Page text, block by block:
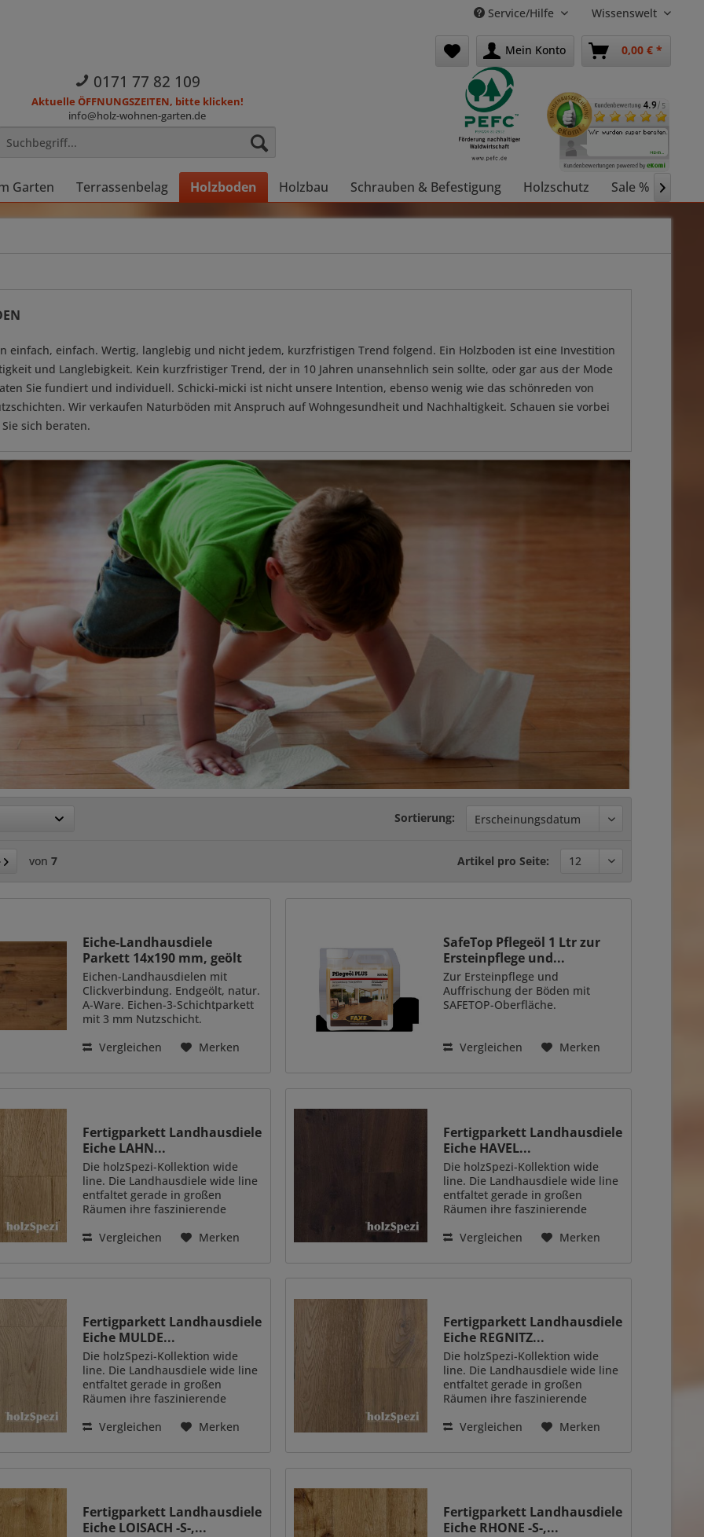
Service/Hilfe Wissenswelt
Mein Konto 0,00 € *
0171 77 82 109
Aktuelle ÖFFNUNGSZEITEN, bitte klicken!
info@holz-wohnen-garten.de
Garten Terrassenbelag Holzboden Holzbau Schrauben & Befestigung Holzschutz Sale % 
einfach, einfach. Wertig, langlebig und nicht jedem, kurzfristigen Trend folgend. Ein Holzboden ist eine Investition
und Langlebigkeit. Kein kurzfristiger Trend, der in 10 Jahren unansehnlich sein sollte, oder gar aus der Mode
Sie fundiert und individuell. Schicki-micki ist nicht unsere Intention, ebenso wenig wie das schönreden von
Wir verkaufen Naturböden mit Anspruch auf Wohngesundheit und Nachhaltigkeit. Schauen sie vorbei
sich beraten.
Sortierung:
von 7 Artikel pro Seite:
Eiche-Landhausdiele
Parkett 14x190 mm, geölt
Eichen-Landhausdielen mit
Clickverbindung. Endgeölt, natur.
A-Ware. Eichen-3-Schichtparkett
mit 3 mm Nutzschicht.
Välinge 14 mm stark 190 mm
Vergleichen Merken
SafeTop Pflegeöl 1 Ltr zur
Ersteinpflege und...
Zur Ersteinpflege und
Auffrischung der Böden mit
SAFETOP-Oberfläche.
Vergleichen Merken
Fertigparkett Landhausdiele
Eiche LAHN...
Die holzSpezi-Kollektion wide
line. Die Landhausdiele wide line
entfaltet gerade in großen
Räumen ihre faszinierende
sich ebenfalls als beste Wahl,
Vergleichen Merken
Fertigparkett Landhausdiele
Eiche HAVEL...
Die holzSpezi-Kollektion wide
line. Die Landhausdiele wide line
entfaltet gerade in großen
Räumen ihre faszinierende
sich ebenfalls als beste Wahl,
Vergleichen Merken
Fertigparkett Landhausdiele
Eiche MULDE...
Die holzSpezi-Kollektion wide
line. Die Landhausdiele wide line
entfaltet gerade in großen
Räumen ihre faszinierende
sich ebenfalls als beste Wahl,
Vergleichen Merken
Fertigparkett Landhausdiele
Eiche REGNITZ...
Die holzSpezi-Kollektion wide
line. Die Landhausdiele wide line
entfaltet gerade in großen
Räumen ihre faszinierende
sich ebenfalls als beste Wahl,
Vergleichen Merken
Fertigparkett Landhausdiele
Eiche LOISACH -S-,...
Fertigparkett Landhausdiele
Eiche RHONE -S-,...